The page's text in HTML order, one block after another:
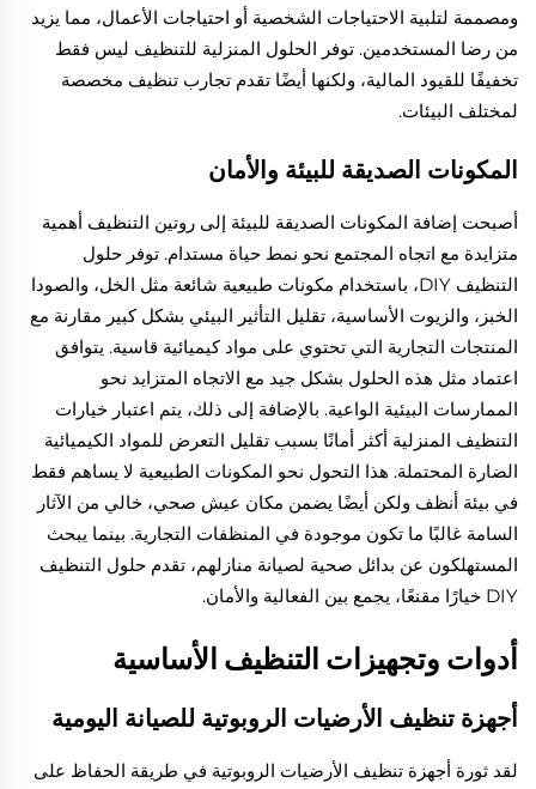
ومصممة لتلبية الاحتياجات الشخصية أو احتياجات الأعمال، مما يزيد
من رضا المستخدمين. توفر الحلول المنزلية للتنظيف ليس فقط
تخفيفًا للقيود المالية، ولكنها أيضًا تقدم تجارب تنظيف مخصصة
لمختلف البيئات.
المكونات الصديقة للبيئة والأمان
أصبحت إضافة المكونات الصديقة للبيئة إلى روتين التنظيف أهمية
متزايدة مع اتجاه المجتمع نحو نمط حياة مستدام. توفر حلول
التنظيف DIY، باستخدام مكونات طبيعية شائعة مثل الخل، والصودا
الخبز، والزيوت الأساسية، تقليل التأثير البيئي بشكل كبير مقارنة مع
المنتجات التجارية التي تحتوي على مواد كيميائية قاسية. يتوافق
اعتماد مثل هذه الحلول بشكل جيد مع الاتجاه المتزايد نحو
الممارسات البيئية الواعية. بالإضافة إلى ذلك، يتم اعتبار خيارات
التنظيف المنزلية أكثر أمانًا بسبب تقليل التعرض للمواد الكيميائية
الضارة المحتملة. هذا التحول نحو المكونات الطبيعية لا يساهم فقط
في بيئة أنظف ولكن أيضًا يضمن مكان عيش صحي، خالي من الآثار
السامة غالبًا ما تكون موجودة في المنظفات التجارية. بينما يبحث
المستهلكون عن بدائل صحية لصيانة منازلهم، تقدم حلول التنظيف
DIY خيارًا مقنعًا، يجمع بين الفعالية والأمان.
أدوات وتجهيزات التنظيف الأساسية
أجهزة تنظيف الأرضيات الروبوتية للصيانة اليومية
لقد ثورة أجهزة تنظيف الأرضيات الروبوتية في طريقة الحفاظ على